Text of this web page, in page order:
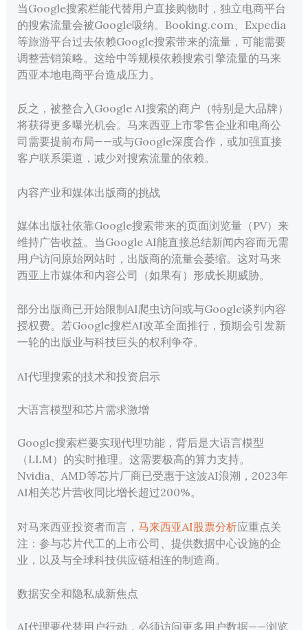
当Google搜索栏能代替用户直接购物时，独立电商平台
的搜索流量会被Google吸纳。Booking.com、Expedia
等旅游平台过去依赖Google搜索带来的流量，可能需要
调整营销策略。这给中等规模依赖搜索引擎流量的马来
西亚本地电商平台造成压力。
反之，被整合入Google AI搜索的商户（特别是大品牌）
将获得更多曝光机会。马来西亚上市零售企业和电商公
司需要提前布局——或与Google深度合作，或加强直接
客户联系渠道，减少对搜索流量的依赖。
内容产业和媒体出版商的挑战
媒体出版社依靠Google搜索带来的页面浏览量（PV）来
维持广告收益。当Google AI能直接总结新闻内容而无需
用户访问原始网站时，出版商的流量会萎缩。这对马来
西亚上市媒体和内容公司（如果有）形成长期威胁。
部分出版商已开始限制AI爬虫访问或与Google谈判内容
授权费。若Google搜栏AI改革全面推行，预期会引发新
一轮的出版业与科技巨头的权利争夺。
AI代理搜索的技术和投资启示
大语言模型和芯片需求激增
Google搜索栏要实现代理功能，背后是大语言模型
（LLM）的实时推理。这需要极高的算力支持。
Nvidia、AMD等芯片厂商已受惠于这波AI浪潮，2023年
AI相关芯片营收同比增长超过200%。
对马来西亚投资者而言， 马来西亚AI股票分析应重点关
注：参与芯片代工的上市公司、提供数据中心设施的企
业，以及与全球科技供应链相连的制造商。
数据安全和隐私成新焦点
AI代理要代替用户行动，必须访问更多用户数据——浏览